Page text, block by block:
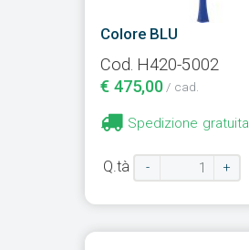
Colore BLU
Cod. H420-5002
€ 475,00 / cad.
Spedizione gratuita
Q.tà - +